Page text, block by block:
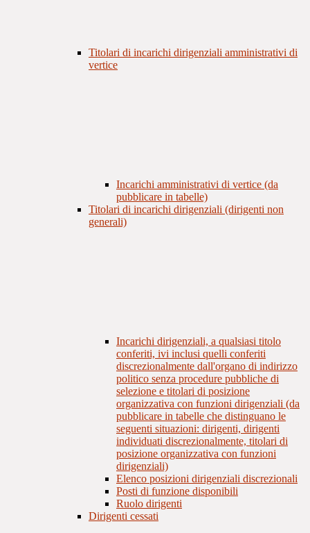
Titolari di incarichi dirigenziali amministrativi di
vertice
Incarichi amministrativi di vertice (da
pubblicare in tabelle)
Titolari di incarichi dirigenziali (dirigenti non
generali)
Incarichi dirigenziali, a qualsiasi titolo
conferiti, ivi inclusi quelli conferiti
discrezionalmente dall'organo di indirizzo
politico senza procedure pubbliche di
selezione e titolari di posizione
organizzativa con funzioni dirigenziali (da
pubblicare in tabelle che distinguano le
seguenti situazioni: dirigenti, dirigenti
individuati discrezionalmente, titolari di
posizione organizzativa con funzioni
dirigenziali)
Elenco posizioni dirigenziali discrezionali
Posti di funzione disponibili
Ruolo dirigenti
Dirigenti cessati